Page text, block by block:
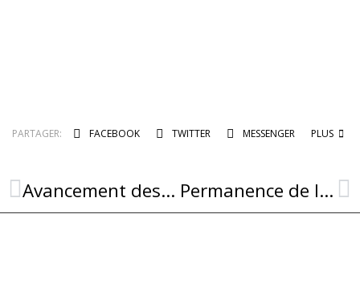
PARTAGER: FACEBOOK TWITTER MESSENGER PLUS
Avancement des travaux de création de 3 logements rue du Serre Permanence de la Maison France Services ce mardi 29 avril à Combret